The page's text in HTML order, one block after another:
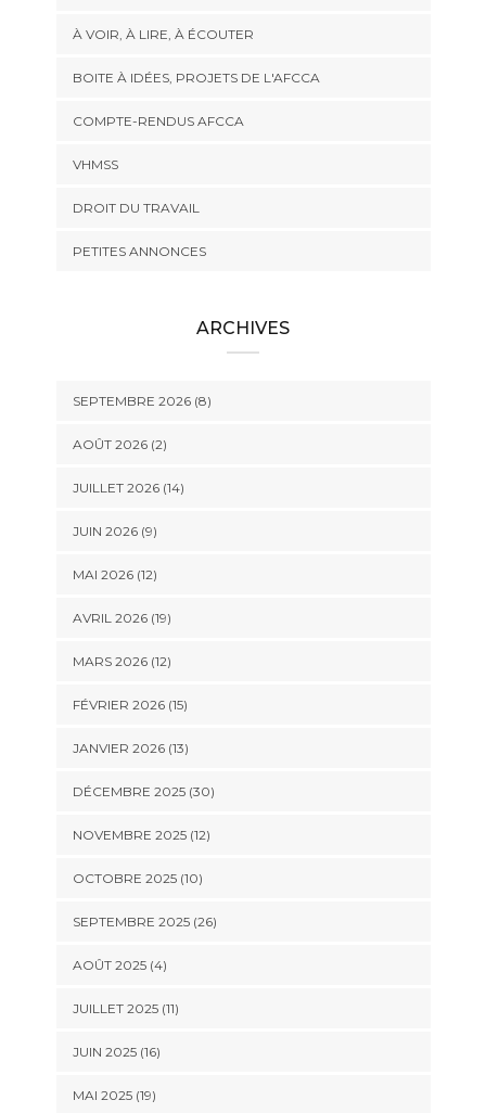
À VOIR, À LIRE, À ÉCOUTER
BOITE À IDÉES, PROJETS DE L'AFCCA
COMPTE-RENDUS AFCCA
VHMSS
DROIT DU TRAVAIL
PETITES ANNONCES
ARCHIVES
SEPTEMBRE 2026 (8)
AOÛT 2026 (2)
JUILLET 2026 (14)
JUIN 2026 (9)
MAI 2026 (12)
AVRIL 2026 (19)
MARS 2026 (12)
FÉVRIER 2026 (15)
JANVIER 2026 (13)
DÉCEMBRE 2025 (30)
NOVEMBRE 2025 (12)
OCTOBRE 2025 (10)
SEPTEMBRE 2025 (26)
AOÛT 2025 (4)
JUILLET 2025 (11)
JUIN 2025 (16)
MAI 2025 (19)